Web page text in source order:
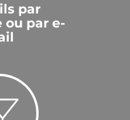
par
par e-